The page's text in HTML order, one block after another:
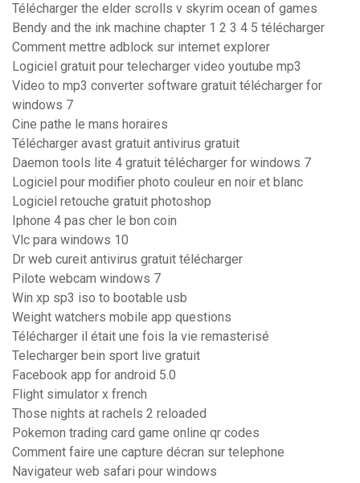
Télécharger the elder scrolls v skyrim ocean of games
Bendy and the ink machine chapter 1 2 3 4 5 télécharger
Comment mettre adblock sur internet explorer
Logiciel gratuit pour telecharger video youtube mp3
Video to mp3 converter software gratuit télécharger for
windows 7
Cine pathe le mans horaires
Télécharger avast gratuit antivirus gratuit
Daemon tools lite 4 gratuit télécharger for windows 7
Logiciel pour modifier photo couleur en noir et blanc
Logiciel retouche gratuit photoshop
Iphone 4 pas cher le bon coin
Vlc para windows 10
Dr web cureit antivirus gratuit télécharger
Pilote webcam windows 7
Win xp sp3 iso to bootable usb
Weight watchers mobile app questions
Télécharger il était une fois la vie remasterisé
Telecharger bein sport live gratuit
Facebook app for android 5.0
Flight simulator x french
Those nights at rachels 2 reloaded
Pokemon trading card game online qr codes
Comment faire une capture décran sur telephone
Navigateur web safari pour windows